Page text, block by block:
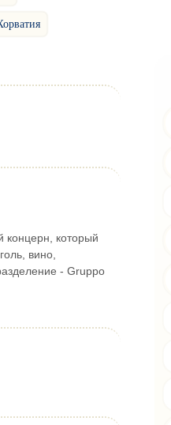
концерн, который
вино,
- Gruppo